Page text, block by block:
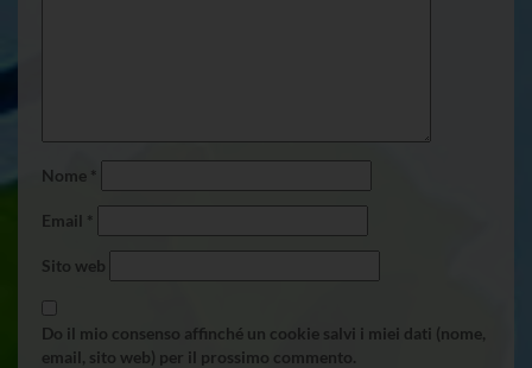
Nome *
Email *
Sito web
Do il mio consenso affinché un cookie salvi i miei dati (nome,
email, sito web) per il prossimo commento.